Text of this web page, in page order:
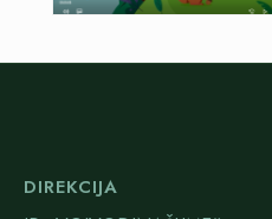
DIREKCIJA